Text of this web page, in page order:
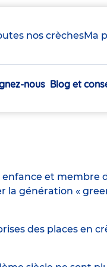
nos crèchesMa
nous Blog et
et membre
la génération «
des places en